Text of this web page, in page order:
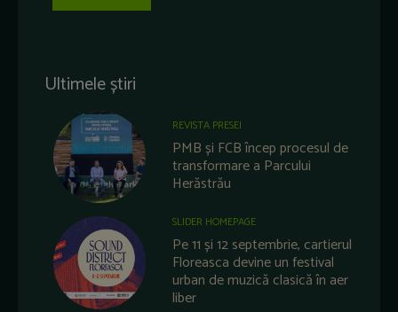
Ultimele știri
REVISTA PRESEI
PMB și FCB încep procesul de
transformare a Parcului
Herăstrău
SLIDER HOMEPAGE
Pe 11 și 12 septembrie, cartierul
Floreasca devine un festival
urban de muzică clasică în aer
liber